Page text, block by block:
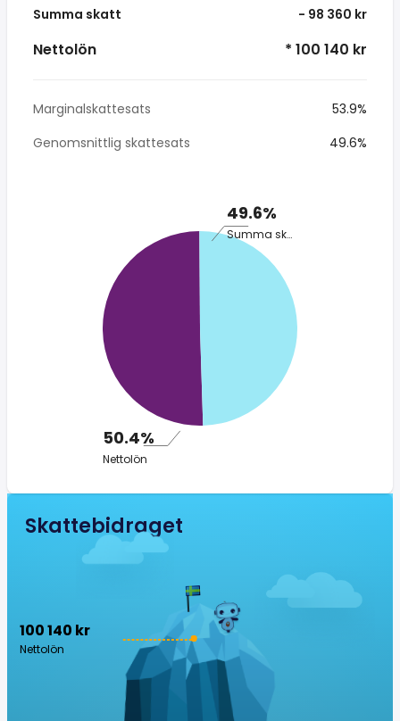
Summa skatt - 98 360 kr
Nettolön * 100 140 kr
Marginalskattesats
53.9%
Genomsnittlig skattesats
49.6%
49.6%
Summa skatt
50.4%
Nettolön
Skattebidraget
100 140 kr
Nettolön